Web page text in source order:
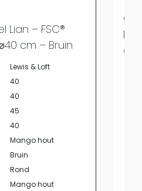
Lian – FSC®
cm – Bruin
Lewis & Loft
40
40
45
40
Mango hout
Bruin
Rond
Mango hout
cm